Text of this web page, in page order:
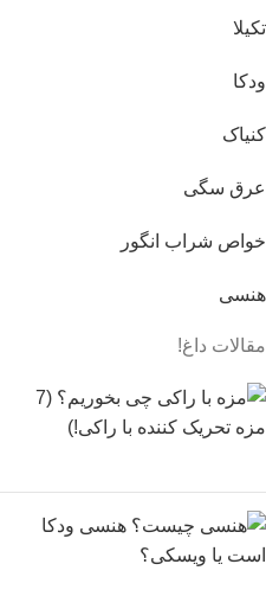
تکیلا
ودکا
کنیاک
عرق سگی
خواص شراب انگور
هنسی
مقالات داغ!